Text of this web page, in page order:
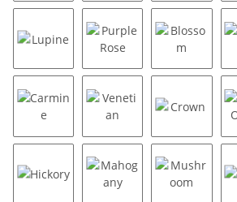
Dragonfly Midnight Passion
Lupine Purple Rose Blossom
Carmine Venetian Crown